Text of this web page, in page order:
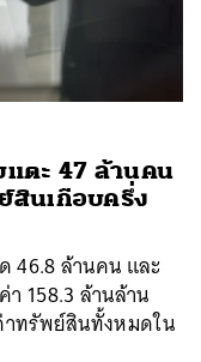
แตะ 47 ล้านคน
สินเกือบครึ่ง
46.8 ล้านคน และ
158.3 ล้านล้าน
าทรัพย์สินทั้งหมดใน